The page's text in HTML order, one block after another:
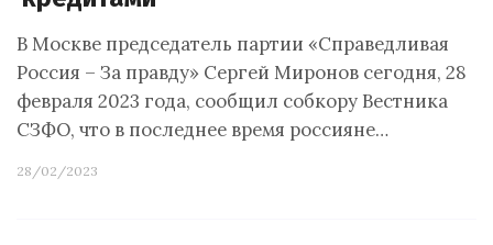
В Москве председатель партии «Справедливая
Россия – За правду» Сергей Миронов сегодня, 28
февраля 2023 года, сообщил собкору Вестника
СЗФО, что в последнее время россияне…
28/02/2023